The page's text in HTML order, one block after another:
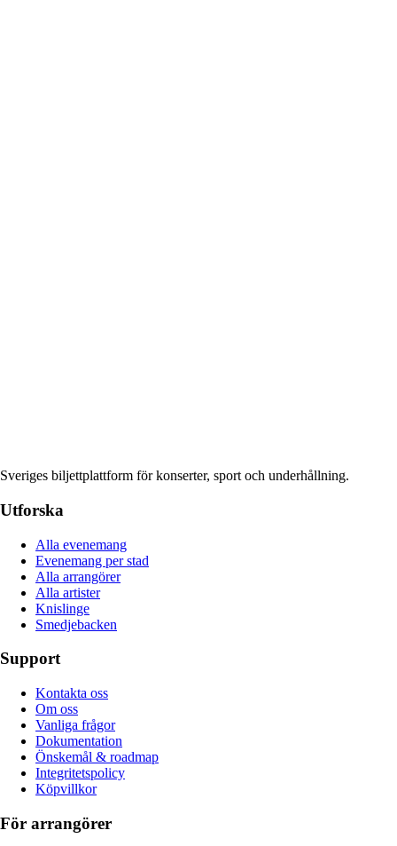
Sveriges biljettplattform för konserter, sport och underhållning.
Utforska
Alla evenemang
Evenemang per stad
Alla arrangörer
Alla artister
Knislinge
Smedjebacken
Support
Kontakta oss
Om oss
Vanliga frågor
Dokumentation
Önskemål & roadmap
Integritetspolicy
Köpvillkor
För arrangörer